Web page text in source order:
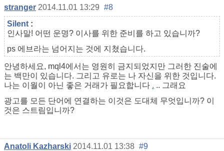
stranger 2014.11.01 13:29 #8
Silent :
인사말! 어떤 운명? 이사를 위한 준비를 하고 있습니까?
ps 에브라는 넘어지는 것에 지쳤습니다.
안녕하세요, mql4에서는 영원히 금지되었지만 그러한 진술에
는 백만이 있습니다. 그리고 유로는 나 자신을 위한 것입니다.
나는 이월이 아닌 좋은 거래가 필요합니다 . .. 그래요
광고를 모든 단어에 연결하는 이것은 도대체 무엇입니까? 이
것은 스트림입니까?
Anatoli Kazharski 2014.11.01 13:38 #9